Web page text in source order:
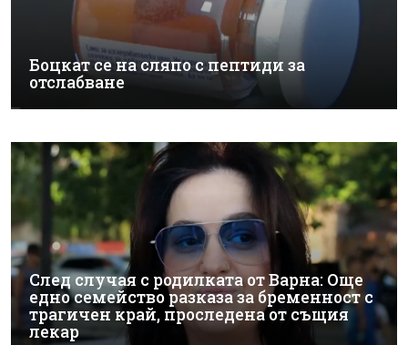
Боцкат се на сляпо с пептиди за
отслабване
След случая с родилката от Варна: Още
едно семейство разказа за бременност с
трагичен край, проследена от същия
лекар